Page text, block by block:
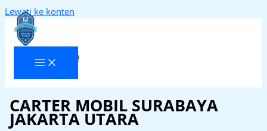
Lewati ke konten
Laja Transindo
CARTER MOBIL SURABAYA
JAKARTA UTARA